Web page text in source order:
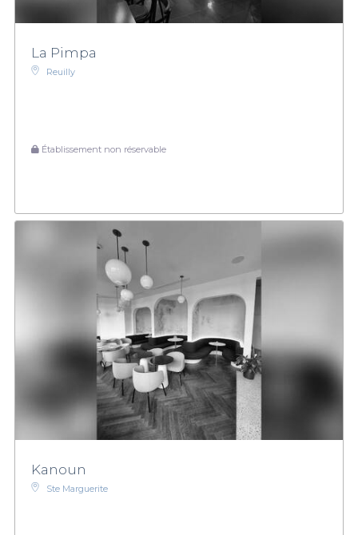
La Pimpa
Reuilly
Établissement non réservable
Kanoun
Ste Marguerite